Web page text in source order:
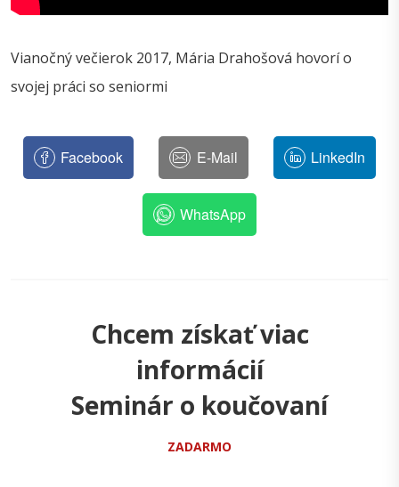
Vianočný večierok 2017, Mária Drahošová hovorí o
svojej práci so seniormi
Facebook E-Mail LinkedIn
WhatsApp
Chcem získať viac
informácií
Seminár o koučovaní
ZADARMO